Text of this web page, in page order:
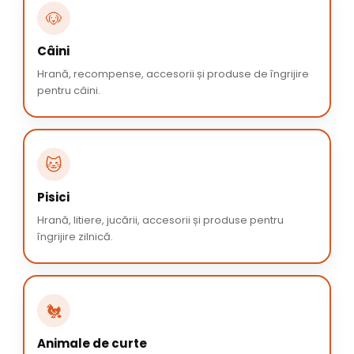
🐶
Câini
Hrană, recompense, accesorii și produse de îngrijire
pentru câini.
🐱
Pisici
Hrană, litiere, jucării, accesorii și produse pentru
îngrijire zilnică.
🐔
Animale de curte